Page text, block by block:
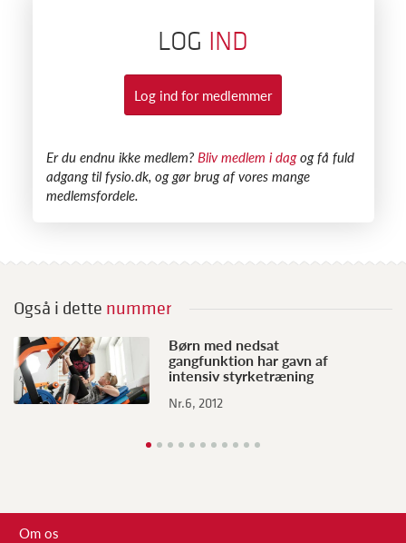
LOG IND
Log ind for medlemmer
​Er du endnu ikke medlem? Bliv medlem i dagog få fuld
adgang til fysio.dk, og gør brug af vores mange
medlemsfordele.
Også i dette nummer
Børn med nedsat
gangfunktion har gavn af
intensiv styrketræning
Nr.6, 2012
Om os